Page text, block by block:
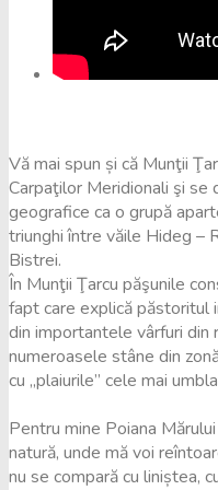
Vă mai spun și că Munţii
Carpaţilor Meridionali şi
geografice ca o grupă
triunghi între văile Hideg –
Bistrei.
În Munţii Ţarcu păşunile
fapt care explică păstoritul
din importantele vârfuri din
numeroasele stâne din
cu „plaiurile” cele mai
Pentru mine Poiana
natură, unde mă voi
nu se compară cu liniștea,